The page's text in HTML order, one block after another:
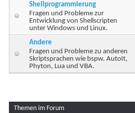
Shellprogrammierung
Fragen und Probleme zur
Entwicklung von Shellscripten
unter Windows und Linux.
Andere
Fragen und Probleme zu anderen
Skriptsprachen wie bspw. AutoIt,
Phyton, Lua und VBA.
Themen im Forum